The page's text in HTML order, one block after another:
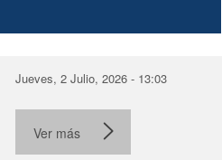
Jueves, 2 Julio, 2026 - 13:03
Ver más